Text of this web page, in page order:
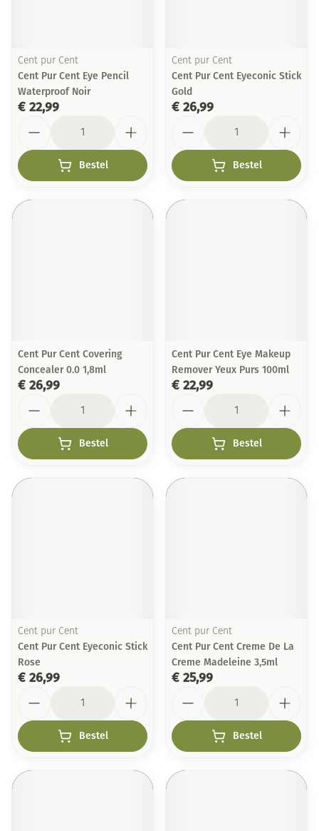
Cent pur Cent
Cent Pur Cent Eye Pencil
Waterproof Noir
€ 22,99
Bestel
Cent pur Cent
Cent Pur Cent Eyeconic Stick
Gold
€ 26,99
Bestel
Cent Pur Cent Covering
Concealer 0.0 1,8ml
€ 26,99
Bestel
Cent Pur Cent Eye Makeup
Remover Yeux Purs 100ml
€ 22,99
Bestel
Cent pur Cent
Cent Pur Cent Eyeconic Stick
Rose
€ 26,99
Bestel
Cent pur Cent
Cent Pur Cent Creme De La
Creme Madeleine 3,5ml
€ 25,99
Bestel